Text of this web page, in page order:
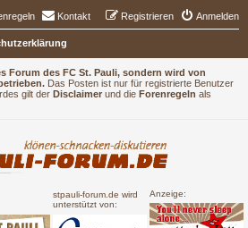
Forum des FC St. Pauli, sondern wird von
Das Posten ist nur für registrierte Benutzer
gilt der Disclaimer und die Forenregeln als
stpauli-forum.de wird
unterstützt von:
Anzeige:
Kontakt Anmelden
Registrieren